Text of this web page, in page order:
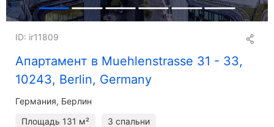
Апартамент в Muehlenstrasse 31 - 33,
10243, Berlin, Germany
ID: ir11809
Германия, Берлин
Площадь 131 м² 3 спальни